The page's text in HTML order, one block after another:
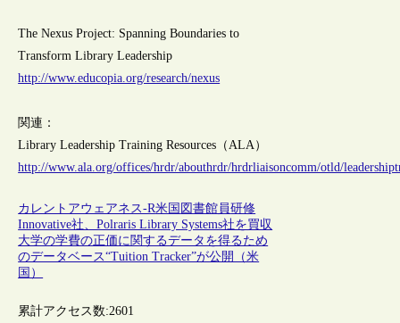
The Nexus Project: Spanning Boundaries to
Transform Library Leadership
http://www.educopia.org/research/nexus
関連：
Library Leadership Training Resources（ALA）
http://www.ala.org/offices/hrdr/abouthrdr/hrdrliaisoncomm/otld/
カレントアウェアネス-R米国 図書館員研修
Innovative社、Polraris Library Systems社を買収
大学の学費の正価に関するデータを得るため
のデータベース“Tuition Tracker”が公開（米
国）
累計アクセス数:2601